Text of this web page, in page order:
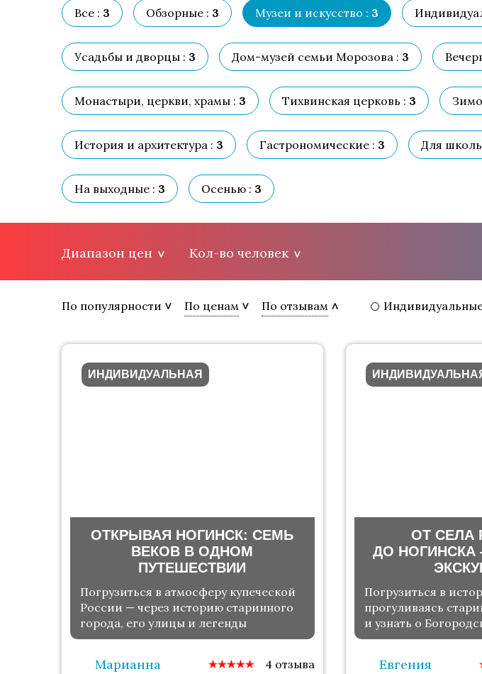
Все : 3 Обзорные : 3 Музеи и искусство : 3
Усадьбы и дворцы : 3 Дом-музей семьи Морозова : 3
Монастыри, церкви, храмы : 3 Тихвинская церковь : 3
История и архитектура : 3 Гастрономические : 3 Для
На выходные : 3 Осенью : 3
Диапазон цен Кол-во человек
По популярности По ценам По отзывам
ИНДИВИДУАЛЬНАЯ
ОТКРЫВАЯ НОГИНСК: СЕМЬ
ВЕКОВ В ОДНОМ
ПУТЕШЕСТВИИ
Погрузиться в атмосферу купеческой
России — через историю старинного
города, его улицы и легенды
Марианна 4 отзыва
ОТ СЕЛА
ДО
Погрузиться в
прогуливаясь
и узнать о
Евгения